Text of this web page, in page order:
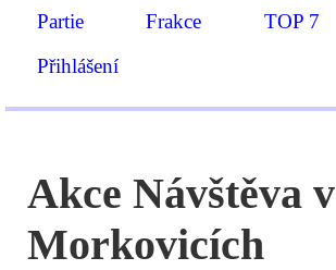
Partie
Frakce TOP 7
Přihlášení
Akce Návštěva v
Morkovicích